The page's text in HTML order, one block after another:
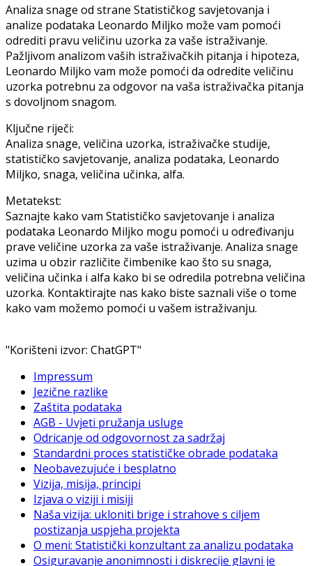
Analiza snage od strane Statističkog savjetovanja i
analize podataka Leonardo Miljko može vam pomoći
odrediti pravu veličinu uzorka za vaše istraživanje.
Pažljivom analizom vaših istraživačkih pitanja i hipoteza,
Leonardo Miljko vam može pomoći da odredite veličinu
uzorka potrebnu za odgovor na vaša istraživačka pitanja
s dovoljnom snagom.
Ključne riječi:
Analiza snage, veličina uzorka, istraživačke studije,
statističko savjetovanje, analiza podataka, Leonardo
Miljko, snaga, veličina učinka, alfa.
Metatekst:
Saznajte kako vam Statističko savjetovanje i analiza
podataka Leonardo Miljko mogu pomoći u određivanju
prave veličine uzorka za vaše istraživanje. Analiza snage
uzima u obzir različite čimbenike kao što su snaga,
veličina učinka i alfa kako bi se odredila potrebna veličina
uzorka. Kontaktirajte nas kako biste saznali više o tome
kako vam možemo pomoći u vašem istraživanju.
"Korišteni izvor: ChatGPT"
Impressum
Jezične razlike
Zaštita podataka
AGB - Uvjeti pružanja usluge
Odricanje od odgovornost za sadržaj
Standardni proces statističke obrade podataka
Neobavezujuće i besplatno
Vizija, misija, principi
Izjava o viziji i misiji
Naša vizija: ukloniti brige i strahove s ciljem
postizanja uspjeha projekta
O meni: Statistički konzultant za analizu podataka
Osiguravanje anonimnosti i diskrecije glavni je